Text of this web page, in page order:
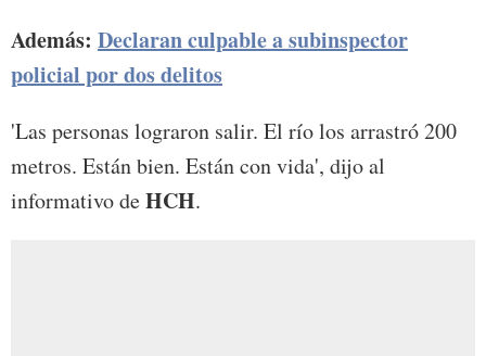
Además: Declaran culpable a subinspector
policial por dos delitos
'Las personas lograron salir. El río los arrastró 200
metros. Están bien. Están con vida', dijo al
informativo deHCH.